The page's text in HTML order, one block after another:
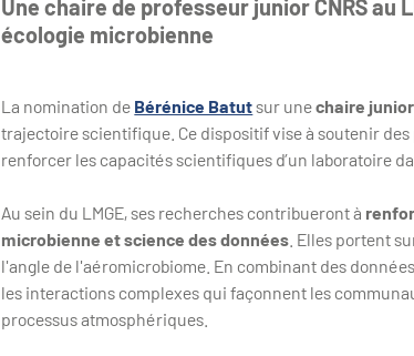
Une chaire de professeur junior CNRS au
écologie microbienne
La nomination de Bérénice Batutsur unechaire junior
trajectoire scientifique. Ce dispositif vise à soutenir
renforcer les capacités scientifiques d’un laboratoire
Au sein du LMGE, ses recherches contribueront à
microbienne et science des données . Elles portent
l'angle de l'aéromicrobiome. En combinant des
les interactions complexes qui façonnent les
processus atmosphériques.